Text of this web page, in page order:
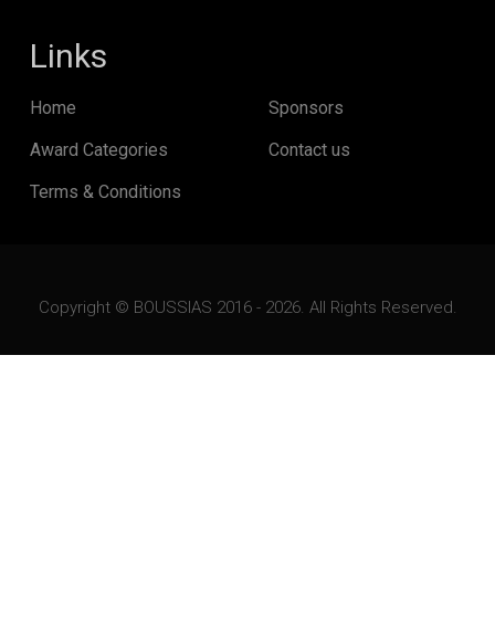
Links
Home
Award Categories
Terms & Conditions
Sponsors
Contact us
Copyright © BOUSSIAS 2016 - 2026. All Rights Reserved.